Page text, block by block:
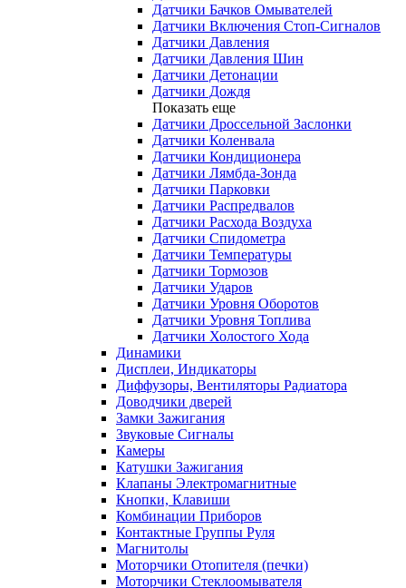
Датчики Бачков Омывателей
Датчики Включения Стоп-Сигналов
Датчики Давления
Датчики Давления Шин
Датчики Детонации
Датчики Дождя
Показать еще
Датчики Дроссельной Заслонки
Датчики Коленвала
Датчики Кондиционера
Датчики Лямбда-Зонда
Датчики Парковки
Датчики Распредвалов
Датчики Расхода Воздуха
Датчики Спидометра
Датчики Температуры
Датчики Тормозов
Датчики Ударов
Датчики Уровня Оборотов
Датчики Уровня Топлива
Датчики Холостого Хода
Динамики
Дисплеи, Индикаторы
Диффузоры, Вентиляторы Радиатора
Доводчики дверей
Замки Зажигания
Звуковые Сигналы
Камеры
Катушки Зажигания
Клапаны Электромагнитные
Кнопки, Клавиши
Комбинации Приборов
Контактные Группы Руля
Магнитолы
Моторчики Отопителя (печки)
Моторчики Стеклоомывателя